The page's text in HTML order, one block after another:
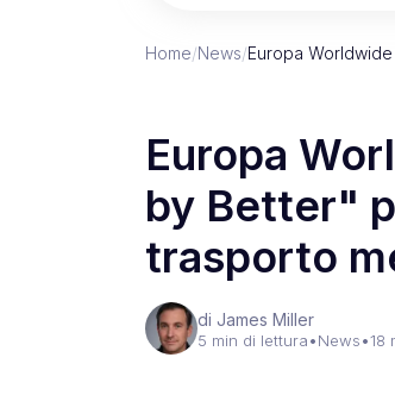
Home/News/Europa
Europa
by Better"
trasporto
di James Miller
5 min di lettura•News•18